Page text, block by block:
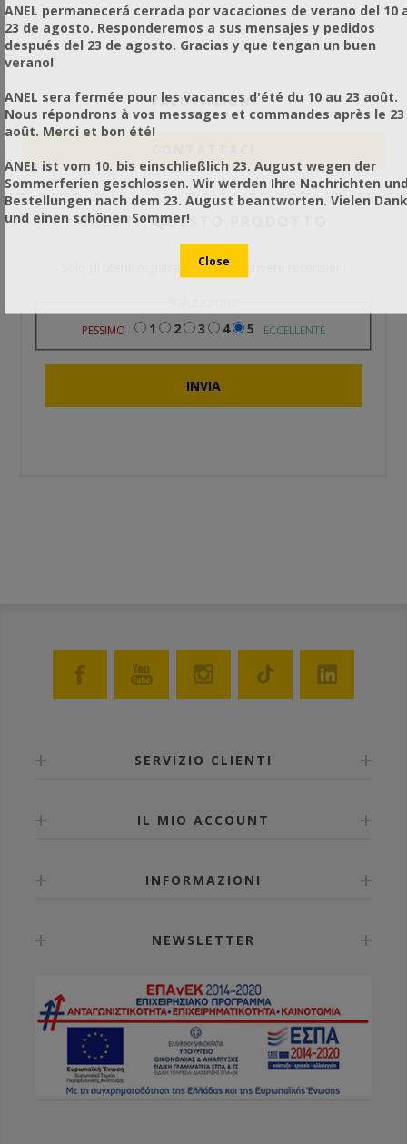
VALUTAZIONI
VALUTA QUESTO PRODOTTO
Solo gli utenti registrati possono scrivere recensioni
PESSIMO 1 2 3 4 5 ECCELLENTE
SERVIZIO CLIENTI
IL MIO ACCOUNT
INFORMAZIONI
NEWSLETTER
ANEL permanecerá cerrada por vacaciones de verano del 10
23 de agosto. Responderemos a sus mensajes y pedidos
después del 23 de agosto. Gracias y que tengan un buen
verano!
ANEL sera fermée pour les vacances d'été du 10 au 23 août.
Nous répondrons à vos messages et commandes après le 23
août. Merci et bon été!
ANEL ist vom 10. bis einschließlich 23. August wegen der
Sommerferien geschlossen. Wir werden Ihre Nachrichten
Bestellungen nach dem 23. August beantworten. Vielen Dank
und einen schönen Sommer!